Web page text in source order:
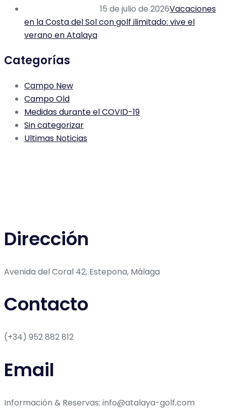
15 de julio de 2026Vacaciones
en la Costa del Sol con golf ilimitado: vive el
verano en Atalaya
Categorías
Campo New
Campo Old
Medidas durante el COVID-19
Sin categorizar
Ultimas Noticias
Dirección
Avenida del Coral 42, Estepona, Málaga
Contacto
(+34) 952 882 812
Email
Información & Reservas: info@atalaya-golf.com